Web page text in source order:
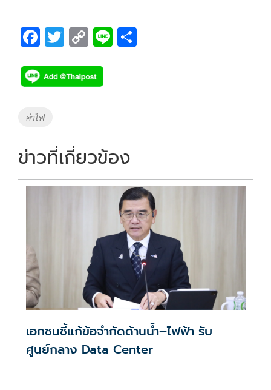
F
e
b
o
k
T
tt
er
C
p
y
k
Li
Tags
ค่าไฟ
ข่าวที่เกี่ยวข้อง
เอกชนชี้แก้ข้อจำกัดด้านน้ำ–ไฟฟ้า รับ
ศูนย์กลาง Data Center